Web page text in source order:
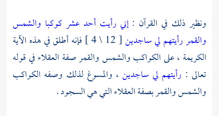
ونظير ذلك في القرآن :إني رأيت أحد عشر كوكبا والشمس
والقمر رأيتهم لي ساجدين
[ 12 \ 4 ] فإنه أطلق في هذه الآية
الكريمة ، على الكواكب والشمس والقمر صفة العقلاء في قوله
تعالى : رأيتهم لي ساجدين ، والمسوغ لذلك وصفه الكواكب
والشمس والقمر بصفة العقلاء التي هي السجود .